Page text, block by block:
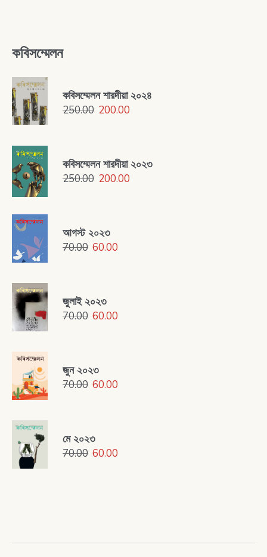
কবিসম্মেলন
কবিসম্মেলন শারদীয়া ২০২৪
250.00 200.00
কবিসম্মেলন শারদীয়া ২০২৩
250.00 200.00
আগস্ট ২০২৩
70.00 60.00
জুলাই ২০২৩
70.00 60.00
জুন ২০২৩
70.00 60.00
মে ২০২৩
70.00 60.00